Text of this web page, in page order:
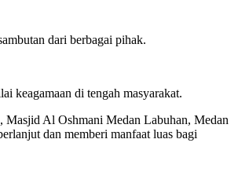
dari berbagai pihak.
keagamaan di tengah masyarakat.
Masjid Al Oshmani Medan Labuhan, Medan
dan memberi manfaat luas bagi